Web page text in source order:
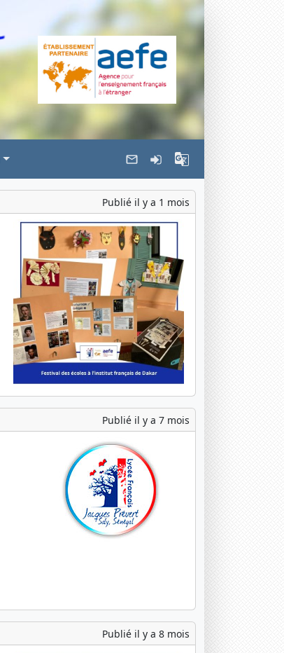
Publié il y a 1 mois
Publié il y a 7 mois
Publié il y a 8 mois